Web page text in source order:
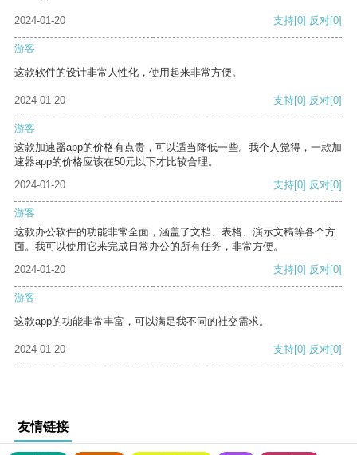
2024-01-20 支持[0] 反对[0]
游客
这款软件的设计非常人性化，使用起来非常方便。
2024-01-20 支持[0] 反对[0]
游客
这款加速器app的价格有点贵，可以适当降低一些。我个人觉得，一款加
速器app的价格应该在50元以下才比较合理。
2024-01-20
支持[0] 反对[0]
游客
这款办公软件的功能非常全面，涵盖了文档、表格、演示文稿等各个方
面。我可以使用它来完成日常办公的所有任务，非常方便。
2024-01-20
支持[0] 反对[0]
游客
这款app的功能非常丰富，可以满足我不同的社交需求。
2024-01-20 支持[0] 反对[0]
友情链接